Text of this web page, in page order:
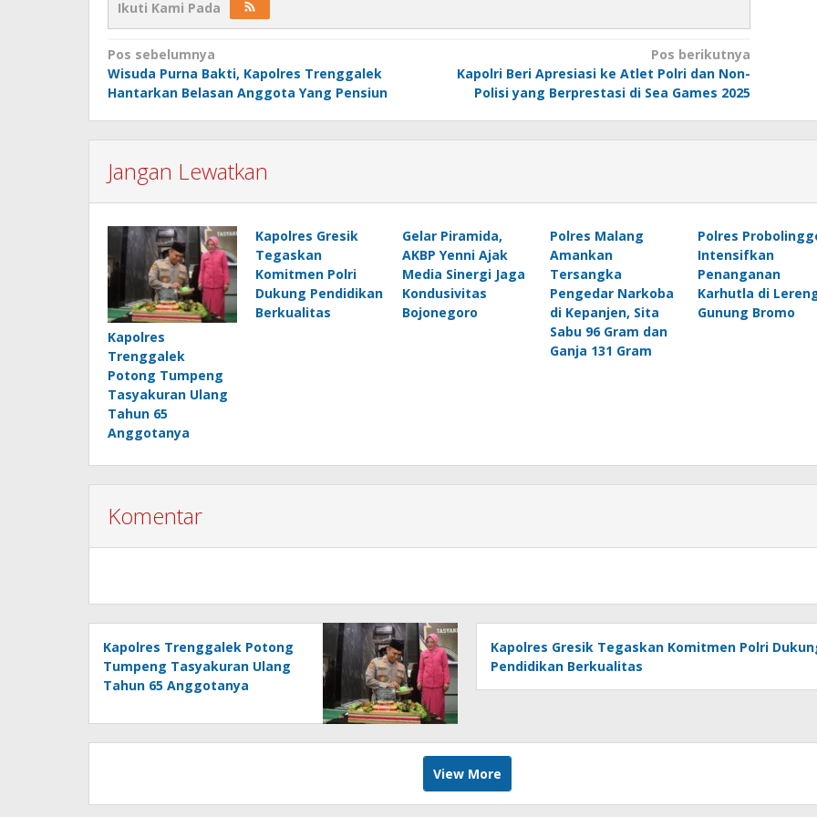
Ikuti Kami Pada
Navigasi
pos
Pos sebelumnya
Wisuda Purna Bakti, Kapolres Trenggalek
Hantarkan Belasan Anggota Yang Pensiun
Pos berikutnya
Kapolri Beri Apresiasi ke Atlet Polri dan Non-
Polisi yang Berprestasi di Sea Games 2025
Jangan Lewatkan
Kapolres
Trenggalek
Potong Tumpeng
Tasyakuran Ulang
Tahun 65
Anggotanya
Kapolres Gresik
Tegaskan
Komitmen Polri
Dukung Pendidikan
Berkualitas
Gelar Piramida,
AKBP Yenni Ajak
Media Sinergi Jaga
Kondusivitas
Bojonegoro
Polres Malang
Amankan
Tersangka
Pengedar Narkoba
di Kepanjen, Sita
Sabu 96 Gram dan
Ganja 131 Gram
Polres
Intensifkan
Penanganan
Karhutla di
Gunung Bromo
Komentar
Kapolres Trenggalek Potong
Tumpeng Tasyakuran Ulang
Tahun 65 Anggotanya
Kapolres Gresik Tegaskan Komitmen Polri
Pendidikan Berkualitas
View More